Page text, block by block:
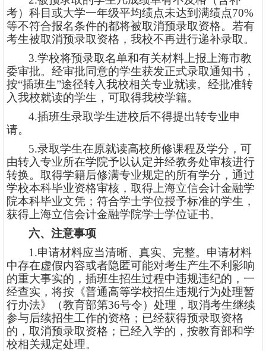
考）科目或大学一年级平均绩点未达到满绩点70%
等不符合报名条件的都将被取消预录取资格。若有
考生被取消预录取资格，我校不再进行递补录取。
3.学校将预录取名单和有关材料上报上海市教
委审批。经审批同意的学生获发正式录取通知书，
按“插班生”途径转入我校相关专业就读。经批准转
入我校就读的学生，可取得我校学籍。
4.插班生录取学生进校后不得提出转专业申
请。
5.录取学生在原就读高校所修课程及学分，可
由转入专业所在学院予以认定并经教务处审核进行
转换。取得学籍后修满专业规定的所有学分，通过
学校本科毕业资格审核，取得上海立信会计金融学
院本科毕业文凭；符合学士学位授予标准的学生，
获得上海立信会计金融学院学士学位证书。
六、注意事项
1.申请材料应当清晰、真实、完整。申请材料
中存在虚假内容或者隐匿可能对考生产生不利影响
的重大事实的，插班生招生过程中违规违纪的，一
经查实，将按《普通高等学校招生违规行为处理暂
行办法》（教育部第36号令）处理，取消考生继续
参与后续招生工作的资格；已经获得预录取资格
的，取消预录取资格；已经入学的，按教育部和学
校相关规定处理。